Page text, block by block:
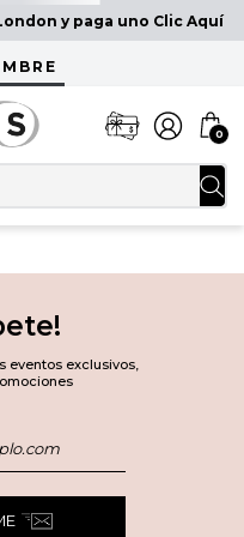
y paga uno Clic Aquí
0
eventos exclusivos,